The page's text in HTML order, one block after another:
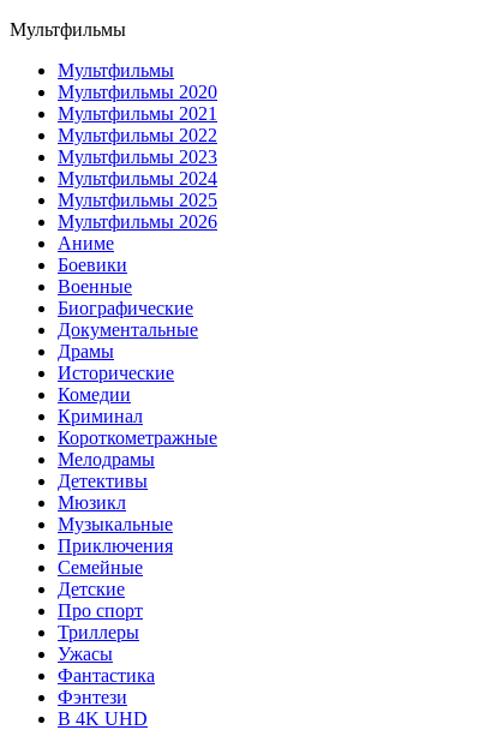
Мультфильмы
Мультфильмы
Мультфильмы 2020
Мультфильмы 2021
Мультфильмы 2022
Мультфильмы 2023
Мультфильмы 2024
Мультфильмы 2025
Мультфильмы 2026
Аниме
Боевики
Военные
Биографические
Документальные
Драмы
Исторические
Комедии
Криминал
Короткометражные
Мелодрамы
Детективы
Мюзикл
Музыкальные
Приключения
Семейные
Детские
Про спорт
Триллеры
Ужасы
Фантастика
Фэнтези
В 4K UHD